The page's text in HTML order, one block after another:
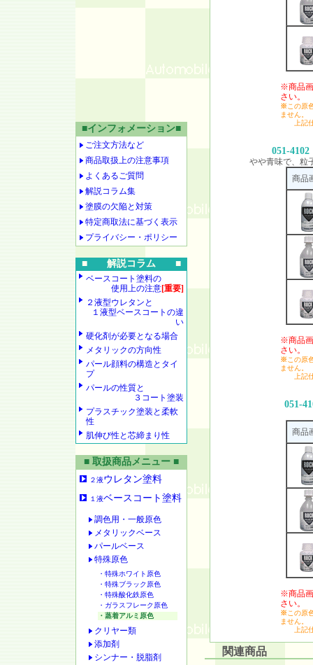
※商品
さい。
※ この原
ません。
上記仕
051-4102
やや青味で、粒
商品
※商品
さい。
※ この原
ません。
上記仕
051-
商品
※商品
さい。
※ この原
ません。
上記仕
関連商品
■インフォメーション■
ご注文方法など
商品取扱上の注意事項
よくあるご質問
解説コラム集
塗膜の欠陥と対策
特定商取法に基づく表示
プライバシー・ポリシー
■ 解説コラム ■
ベースコート塗料の
使用上の注意[重要]
２液型ウレタンと
１液型ベースコートの違
い
硬化剤が必要となる場合
メタリックの方向性
パール顔料の構造とタイ
プ
パールの性質と
３コート塗装
プラスチック塗装と柔軟
性
肌伸び性と芯締まり性
■ 取扱商品メニュー ■
２液ウレタン塗料
１液ベースコート塗料
調色用・一般原色
メタリックベース
パールベース
特殊原色
・特殊ホワイト原色
・特殊ブラック原色
・特殊酸化鉄原色
・ガラスフレーク原色
・蒸着アルミ原色
クリヤー類
添加剤
シンナー・脱脂剤